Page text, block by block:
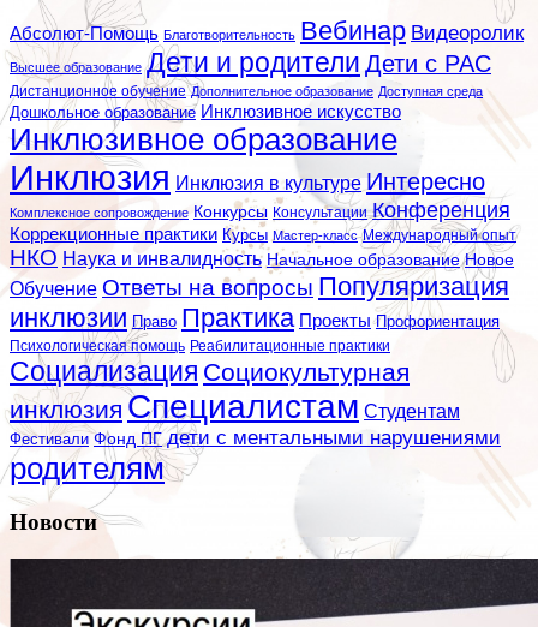
Абсолют-Помощь Благотворительность Вебинар Видеоролик
Высшее образование Дети и родители Дети с РАС
Дистанционное обучение Дополнительное образование Доступная среда
Дошкольное образование Инклюзивное искусство
Инклюзивное образование
Инклюзия Инклюзия в культуре Интересно
Комплексное сопровождение Конкурсы Консультации Конференция
Коррекционные практики Курсы Мастер-класс Международный опыт
НКО Наука и инвалидность Начальное образование Новое
Обучение Ответы на вопросы Популяризация
инклюзии Право Практика Проекты Профориентация
Психологическая помощь Реабилитационные практики
Социализация Социокультурная
инклюзия Специалистам Студентам
Фестивали Фонд ПГ дети с ментальными нарушениями
родителям
Новости